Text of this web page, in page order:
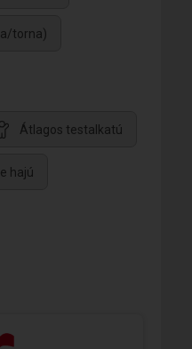
torna)
Átlagos testalkatú
hajú